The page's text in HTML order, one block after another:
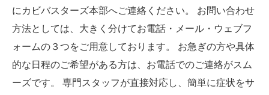
にカビバスターズ本部へご連絡ください。 お問い合わせ
方法としては、大きく分けてお電話・メール・ウェブフ
ォームの３つをご用意しております。 お急ぎの方や具体
的な日程のご希望がある方は、お電話でのご連絡がスム
ーズです。 専門スタッフが直接対応し、簡単に症状をサ